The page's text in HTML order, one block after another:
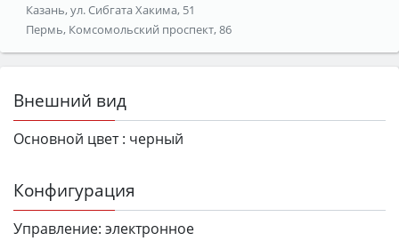
Казань, ул. Сибгата Хакима, 51
Пермь, Комсомольский проспект, 86
Внешний вид
Основной цвет : черный
Конфигурация
Управление: электронное